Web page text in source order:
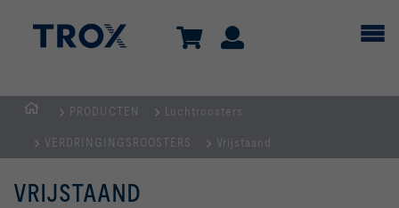
PRODUCTEN Luchtroosters
VERDRINGINGSROOSTERS Vrijstaand
VRIJSTAAND